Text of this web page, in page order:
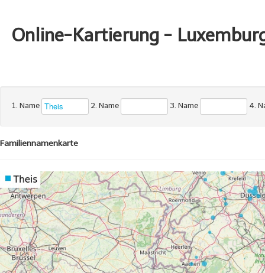
Online-Kartierung -
1. Name 2. Name 3. Name 4.
Familiennamenkarte